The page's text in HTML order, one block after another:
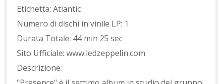
Etichetta: Atlantic
Numero di dischi in vinile LP: 1
Durata Totale: 44 min 25 sec
Sito Ufficiale: www.ledzeppelin.com
Descrizione: